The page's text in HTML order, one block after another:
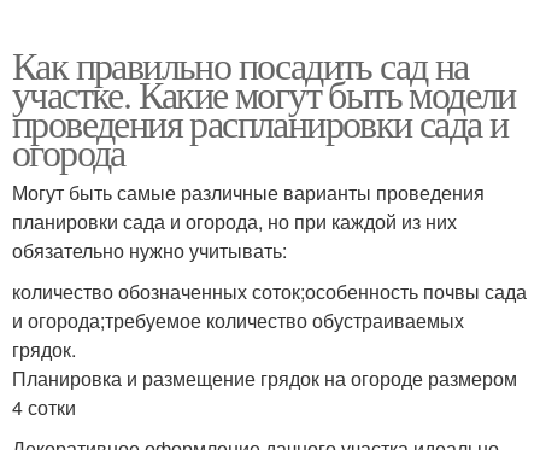
Как правильно посадить сад на
участке. Какие могут быть модели
проведения распланировки сада и
огорода
Могут быть самые различные варианты проведения
планировки сада и огорода, но при каждой из них
обязательно нужно учитывать:
количество обозначенных соток;особенность почвы сада
и огорода;требуемое количество обустраиваемых
грядок.
Планировка и размещение грядок на огороде размером
4 сотки